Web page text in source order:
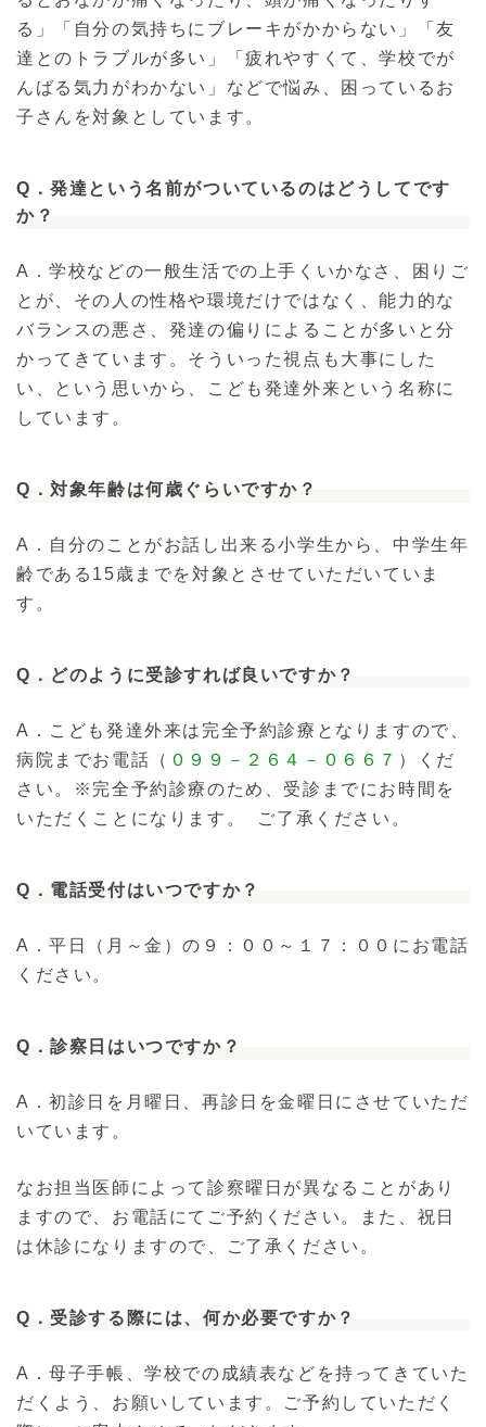
る」「自分の気持ちにブレーキがかからない」「友
達とのトラブルが多い」「疲れやすくて、学校でが
んばる気力がわかない」などで悩み、困っているお
子さんを対象としています。
Q．発達という名前がついているのはどうしてです
か？
A．学校などの一般生活での上手くいかなさ、困りご
とが、その人の性格や環境だけではなく、能力的な
バランスの悪さ、発達の偏りによることが多いと分
かってきています。そういった視点も大事にした
い、という思いから、こども発達外来という名称に
しています。
Q．対象年齢は何歳ぐらいですか？
A．自分のことがお話し出来る小学生から、中学生年
齢である15歳までを対象とさせていただいていま
す。
Q ．どのように受診すれば良いですか？
A．こども発達外来は完全予約診療となりますので、
病院までお電話（ ０９９－２６４－０６６７ ）くだ
さい。※完全予約診療のため、受診までにお時間を
いただくことになります。 ご了承ください。
Q ．電話受付はいつですか？
A．平日（月～金）の９：００～１７：００にお電話
ください。
Q ．診察日はいつですか？
A．初診日を月曜日、再診日を金曜日にさせていただ
いています。
なお担当医師によって診察曜日が異なることがあり
ますので、お電話にてご予約ください。また、祝日
は休診になりますので、ご了承ください。
Q ．受診する際には、何か必要ですか？
A．母子手帳、学校での成績表などを持ってきていた
だくよう、お願いしています。ご予約していただく